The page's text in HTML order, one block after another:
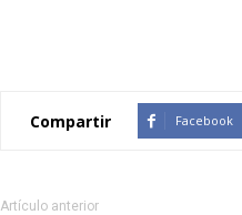
Compartir Facebook
Artículo anterior